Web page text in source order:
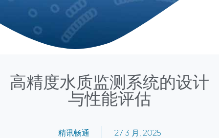
高精度水质监测系统的设计
与性能评估
精讯畅通 27 3 月, 2025